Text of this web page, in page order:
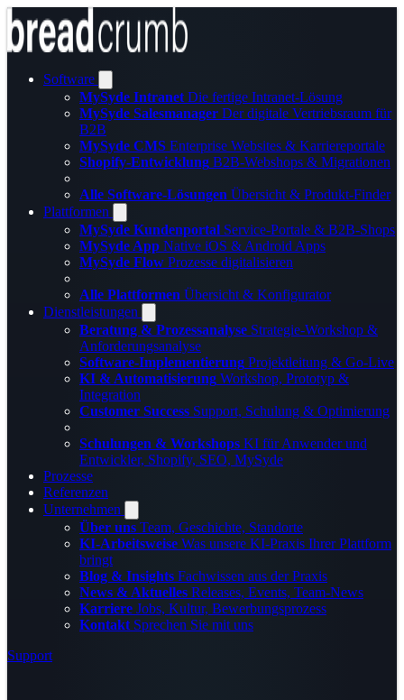
Software
MySyde Intranet Die fertige Intranet-Lösung
MySyde Salesmanager Der digitale Vertriebsraum für
B2B
MySyde CMS Enterprise Websites & Karriereportale
Shopify-Entwicklung B2B-Webshops & Migrationen
Alle Software-Lösungen Übersicht & Produkt-Finder
Plattformen
MySyde Kundenportal Service-Portale & B2B-Shops
MySyde App Native iOS & Android Apps
MySyde Flow Prozesse digitalisieren
Alle Plattformen Übersicht & Konfigurator
Dienstleistungen
Beratung & Prozessanalyse Strategie-Workshop &
Anforderungsanalyse
Software-Implementierung Projektleitung & Go-Live
KI & Automatisierung Workshop, Prototyp &
Integration
Customer Success Support, Schulung & Optimierung
Schulungen & Workshops KI für Anwender und
Entwickler, Shopify, SEO, MySyde
Prozesse
Referenzen
Unternehmen
Über uns Team, Geschichte, Standorte
KI-Arbeitsweise Was unsere KI-Praxis Ihrer Plattform
bringt
Blog & Insights Fachwissen aus der Praxis
News & Aktuelles Releases, Events, Team-News
Karriere Jobs, Kultur, Bewerbungsprozess
Kontakt Sprechen Sie mit uns
Support